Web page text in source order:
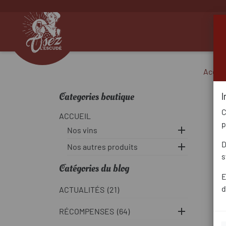
Accueil
Categories boutique
ACCUEIL
Nos vins

Nos autres produits 
Catégories du blog
ACTUALITÉS (21)
RÉCOMPENSES (64) 